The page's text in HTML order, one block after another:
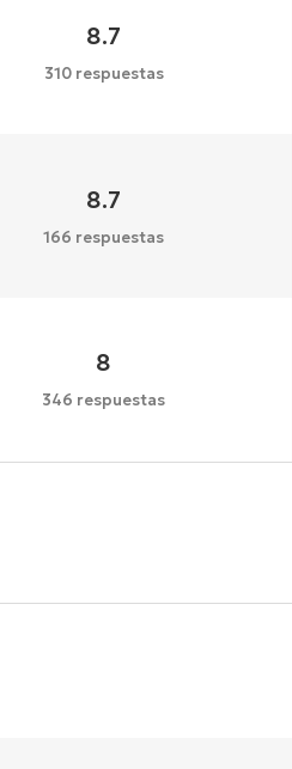
8.7
310 respuestas
8.7
166 respuestas
8
346 respuestas